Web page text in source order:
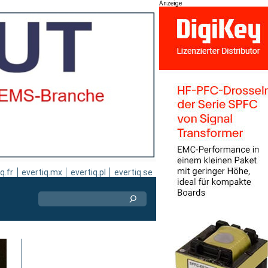
evertiq.mx evertiq.pl evertiq.se
Anzeige